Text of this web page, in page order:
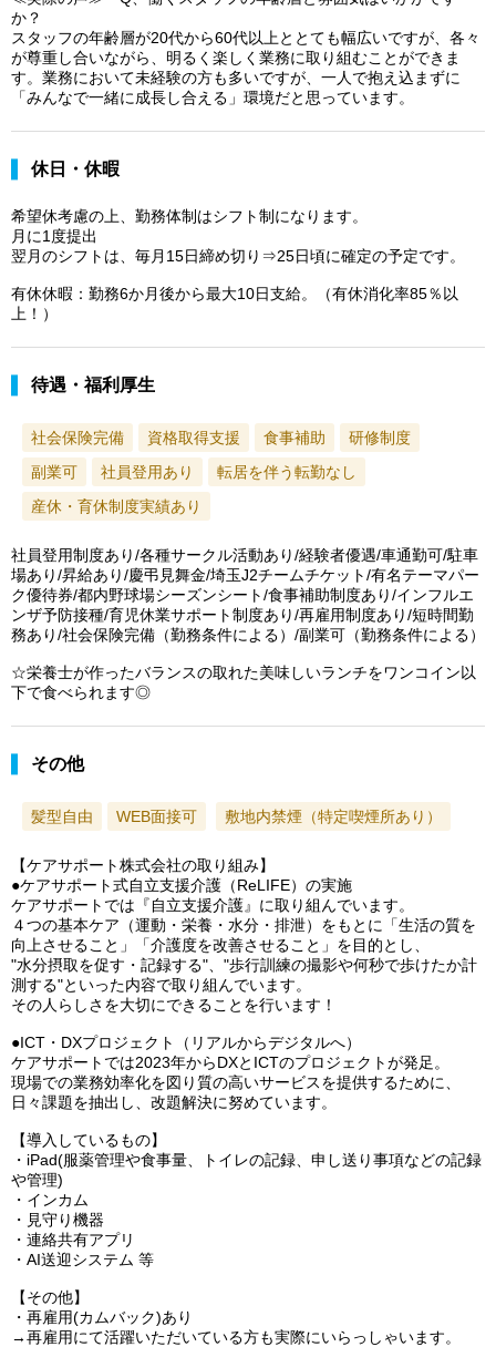
か？
スタッフの年齢層が20代から60代以上ととても幅広いですが、各々
が尊重し合いながら、明るく楽しく業務に取り組むことができま
す。業務において未経験の方も多いですが、一人で抱え込まずに
「みんなで一緒に成長し合える」環境だと思っています。
休日・休暇
希望休考慮の上、勤務体制はシフト制になります。
月に1度提出
翌月のシフトは、毎月15日締め切り⇒25日頃に確定の予定です。
有休休暇：勤務6か月後から最大10日支給。（有休消化率85％以
上！）
待遇・福利厚生
社会保険完備 資格取得支援 食事補助
研修制度
副業可
社員登用あり
転居を伴う転勤なし
産休・育休制度実績あり
社員登用制度あり/各種サークル活動あり/経験者優遇/車通勤可/駐車
場あり/昇給あり/慶弔見舞金/埼玉J2チームチケット/有名テーマパー
ク優待券/都内野球場シーズンシート/食事補助制度あり/インフルエ
ンザ予防接種/育児休業サポート制度あり/再雇用制度あり/短時間勤
務あり/社会保険完備（勤務条件による）/副業可（勤務条件による）
☆栄養士が作ったバランスの取れた美味しいランチをワンコイン以
下で食べられます◎
その他
髪型自由 WEB面接可 敷地内禁煙（特定喫煙所あり）
【ケアサポート株式会社の取り組み】
●ケアサポート式自立支援介護（ReLIFE）の実施
ケアサポートでは『自立支援介護』に取り組んでいます。
４つの基本ケア（運動・栄養・水分・排泄）をもとに「生活の質を
向上させること」「介護度を改善させること」を目的とし、
"水分摂取を促す・記録する"、"歩行訓練の撮影や何秒で歩けたか計
測する"といった内容で取り組んでいます。
その人らしさを大切にできることを行います！
●ICT・DXプロジェクト（リアルからデジタルへ）
ケアサポートでは2023年からDXとICTのプロジェクトが発足。
現場での業務効率化を図り質の高いサービスを提供するために、
日々課題を抽出し、改題解決に努めています。
【導入しているもの】
・iPad(服薬管理や食事量、トイレの記録、申し送り事項などの記録
や管理)
・インカム
・見守り機器
・連絡共有アプリ
・AI送迎システム 等
【その他】
・再雇用(カムバック)あり
→再雇用にて活躍いただいている方も実際にいらっしゃいます。